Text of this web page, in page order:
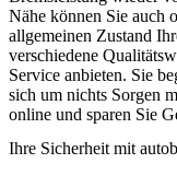
Nähe können Sie auch
allgemeinen Zustand
verschiedene
Service anbieten. Sie
sich um nichts Sorgen
online und sparen Sie
Ihre Sicherheit mit